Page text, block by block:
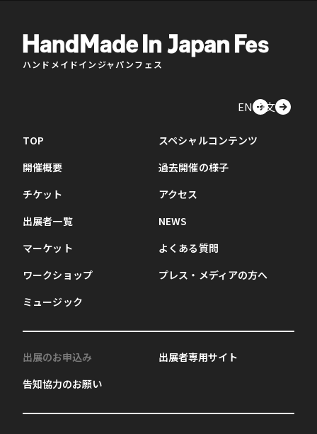
ハンドメイドインジャパンフェス
EN中文
TOP
開催概要
チケット
出展者一覧
マーケット
ワークショップ
ミュージック
スペシャルコンテンツ
過去開催の様子
アクセス
NEWS
よくある質問
プレス・メディアの方へ
出展のお申込み
告知協力のお願い
出展者専用サイト